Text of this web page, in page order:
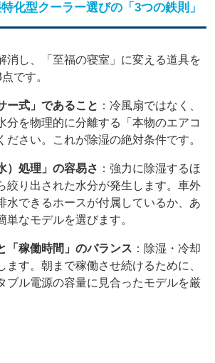
化型クーラー選びの「3つの鉄則」
消し、「至福の寝室」に変える道具を
です。
ー式」であること ：冷風扇ではなく、
分を物理的に分離する「本物のエアコ
ださい。これが除湿の絶対条件です。
）処理」の容易さ ：強力に除湿するほ
絞り出された水分が発生します。車外
水できるホースが付属しているか、あ
単なモデルを選びます。
「稼働時間」のバランス ：除湿・冷却
ます。朝まで稼働させ続けるために、
ブル電源の容量に見合ったモデルを厳